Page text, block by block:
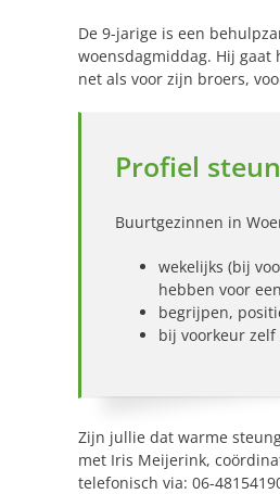
De 9-jarige is een
woensdagmiddag. Hij
net als voor zijn broers,
Profiel
Buurtgezinnen in
wekelijks (bij
hebben voor
begrijpen,
bij voorkeur
Zijn jullie dat warme
met Iris Meijerink,
telefonisch via: 06-